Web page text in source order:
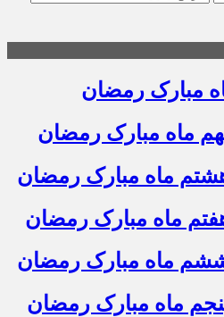
مبارک رمضان
ماه مبارک رمضان
ماه مبارک رمضان
ماه مبارک رمضان
ماه مبارک رمضان
ماه مبارک رمضان